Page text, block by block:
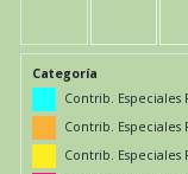
Categoría
Contrib. Especiales
Contrib. Especiales
Contrib. Especiales